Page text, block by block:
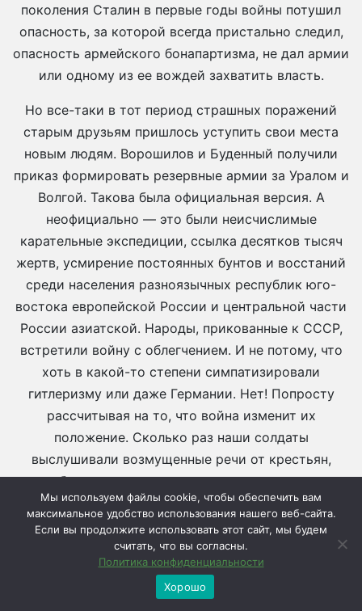
поколения Сталин в первые годы войны потушил
опасность, за которой всегда пристально следил,
опасность армейского бонапартизма, не дал армии
или одному из ее вождей захватить власть.
Но все-таки в тот период страшных поражений
старым друзьям пришлось уступить свои места
новым людям. Ворошилов и Буденный получили
приказ формировать резервные армии за Уралом и
Волгой. Такова была официальная версия. А
неофициально — это были неисчислимые
карательные экспедиции, ссылка десятков тысяч
жертв, усмирение постоянных бунтов и восстаний
среди населения разноязычных республик юго-
востока европейской России и центральной части
России азиатской. Народы, прикованные к СССР,
встретили войну с облегчением. И не потому, что
хоть в какой-то степени симпатизировали
гитлеризму или даже Германии. Нет! Попросту
рассчитывая на то, что война изменит их
положение. Сколько раз наши солдаты
выслушивали возмущенные речи от крестьян,
рабочих и даже советских интеллигентов:
— Зачем вы идете помогать Сталину в борьбе с
немцами? Мы надеемся, что война, наконец,
освободит нас от большевизма.
Сама организация обороны на необъятном фронте
Мы используем файлы cookie, чтобы обеспечить вам
максимальное удобство использования нашего веб-сайта.
Если вы продолжите использовать этот сайт, мы будем
считать, что вы согласны.
Политика конфиденциальности
Хорошо